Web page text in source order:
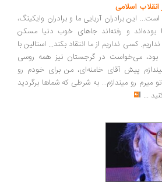
آریایی ما و برادران وایکینگ،
و رفته‌اند جاهای خوب دنیا مسکن
نداریم از ما انتقاد بکند... استالین با
در گرجستان نیز همه روسی
آقای خامنه‌ای، من برای خودم رو
میندازم... به شرطی که شماها برگردید